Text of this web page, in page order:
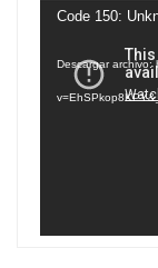
Reproductor
vídeo
Code 150:
Descargar archivo: